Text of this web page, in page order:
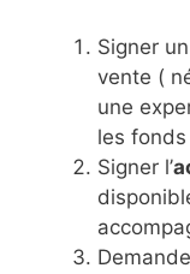
Signer un
vente (
une
les
Signer l’